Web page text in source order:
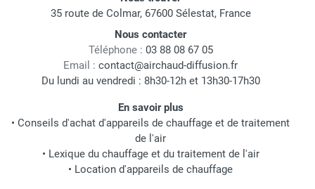
35 route de Colmar, 67600 Sélestat, France
Nous contacter
Téléphone : 03 88 08 67 05
Email : contact@airchaud-diffusion.fr
Du lundi au vendredi : 8h30-12h et 13h30-17h30
En savoir plus
• Conseils d'achat d'appareils de chauffage et de traitement
de l'air
• Lexique du chauffage et du traitement de l'air
• Location d'appareils de chauffage